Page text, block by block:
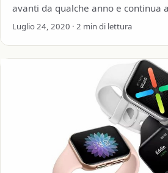
avanti da qualche anno e continua
decenti a basso prezzo.…
Luglio 24, 2020 · 2 min di lettura